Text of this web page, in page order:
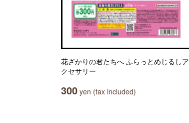
花ざかりの君たちへ ふらっとめじるしア
クセサリー
300 yen (tax included)